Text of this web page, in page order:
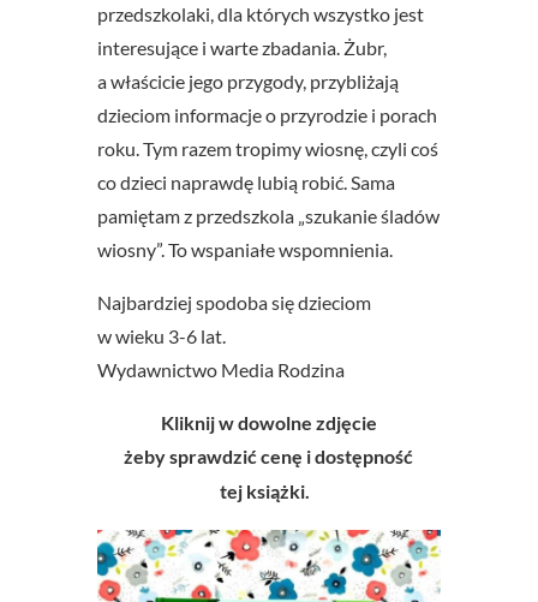
przedszkolaki, dla których wszystko jest
interesujące i warte zbadania. Żubr,
a właścicie jego przygody, przybliżają
dzieciom informacje o przyrodzie i porach
roku. Tym razem tropimy wiosnę, czyli coś
co dzieci naprawdę lubią robić. Sama
pamiętam z przedszkola „szukanie śladów
wiosny”. To wspaniałe wspomnienia.
Najbardziej spodoba się dzieciom
w wieku 3-6 lat.
Wydawnictwo Media Rodzina
Kliknij w dowolne zdjęcie
żeby sprawdzić cenę i dostępność
tej książki.